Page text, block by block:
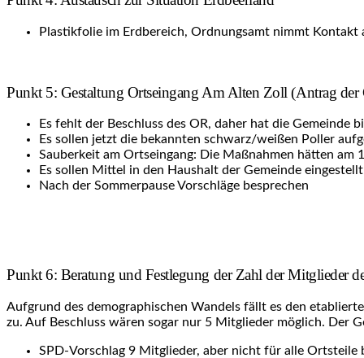
Plastikfolie im Erdbereich, Ordnungsamt nimmt Kontakt
Punkt 5: Gestaltung Ortseingang Am Alten Zoll (Antrag
Es fehlt der Beschluss des OR, daher hat die Gemeinde
Es sollen jetzt die bekannten schwarz/weißen Poller
Sauberkeit am Ortseingang: Die Maßnahmen hätten
Es sollen Mittel in den Haushalt der Gemeinde
Nach der Sommerpause Vorschläge besprechen
Punkt 6: Beratung und Festlegung der Zahl der Mitglieder
Aufgrund des demographischen Wandels fällt es den
zu. Auf Beschluss wären sogar nur 5 Mitglieder möglich. Der
SPD-Vorschlag 9 Mitglieder, aber nicht für alle Ortsteile